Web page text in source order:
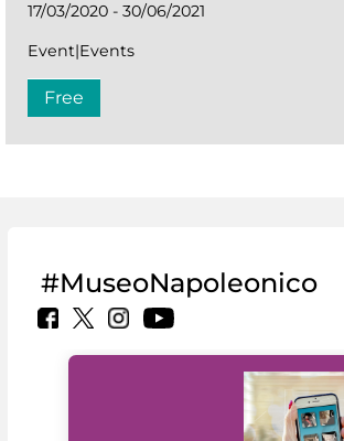
17/03/2020 - 30/06/2021
Event|Events
Free
#MuseoNapoleonico